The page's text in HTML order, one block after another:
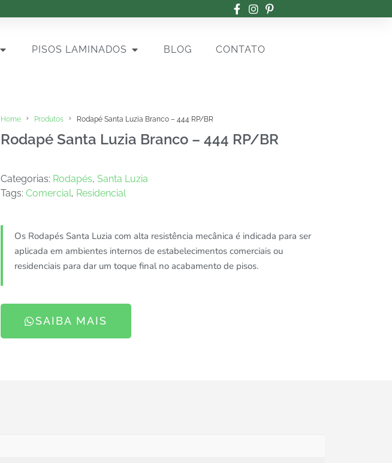
PISOS LAMINADOS BLOG CONTATO
Home Produtos Rodapé Santa Luzia Branco – 444 RP/BR
Rodapé Santa Luzia Branco – 444 RP/BR
Categorias: Rodapés, Santa Luzia
Tags: Comercial, Residencial
Os Rodapés Santa Luzia com alta resistência mecânica é indicada para ser
aplicada em ambientes internos de estabelecimentos comerciais ou
residenciais para dar um toque final no acabamento de pisos.
SAIBA MAIS